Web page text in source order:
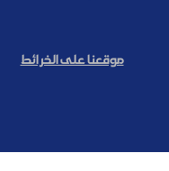
موقعنا على الخرائط